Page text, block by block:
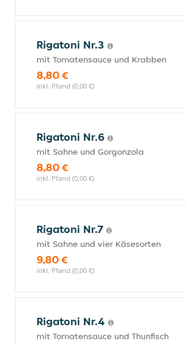
Rigatoni Nr.3
mit Tomatensauce und Krabben
8,80 €
inkl. Pfand (0,00 €)
Rigatoni Nr.6
mit Sahne und Gorgonzola
8,80 €
inkl. Pfand (0,00 €)
Rigatoni Nr.7
mit Sahne und vier Käsesorten
9,80 €
inkl. Pfand (0,00 €)
Rigatoni Nr.4
mit Tomatensauce und Thunfisch